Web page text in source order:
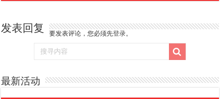
发表回复 要发表评论，您必须先登录。
最新活动